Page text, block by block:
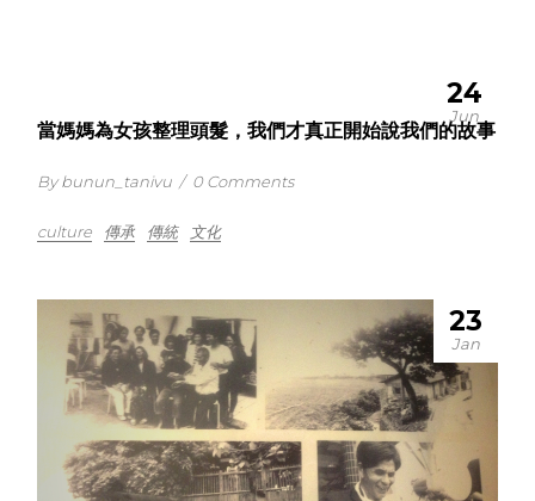
24
Jun
當媽媽為女孩整理頭髮，我們才真正開始說我們的故事
By bunun_tanivu / 0 Comments
culture 傳承 傳統 文化
23
Jan